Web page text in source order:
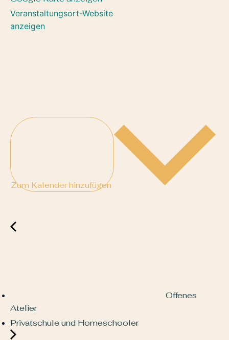
Veranstaltungsort-Website
anzeigen
Zum Kalender hinzufügen
Offenes
Atelier
Privatschule und Homeschooler